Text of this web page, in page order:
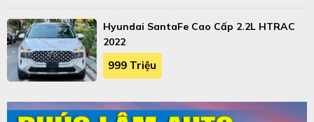
Hyundai SantaFe Cao Cấp 2.2L HTRAC
2022
999 Triệu